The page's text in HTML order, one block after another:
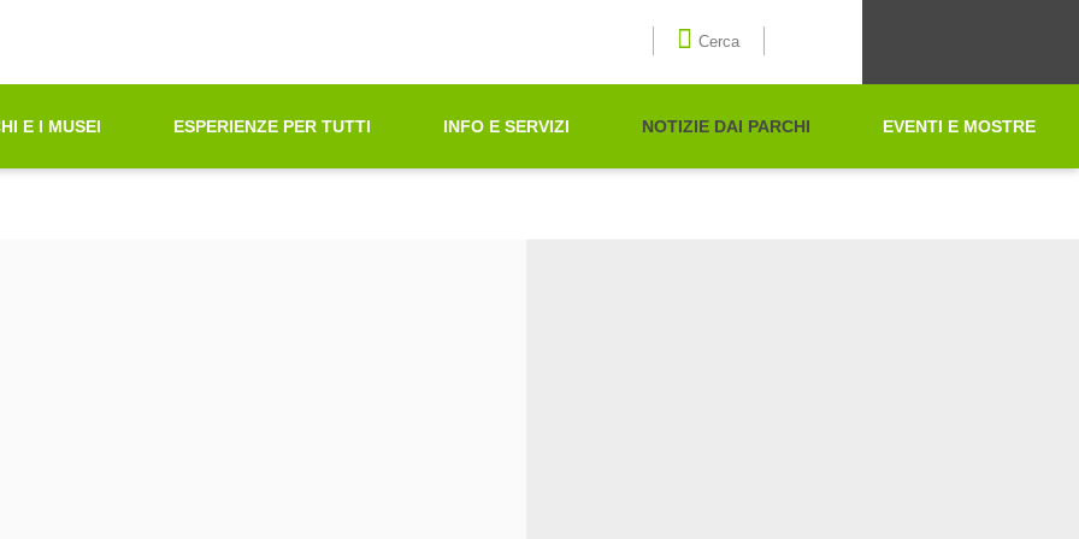
sul sito web
Cerca
E I MUSEI ESPERIENZE PER TUTTI INFO E SERVIZI NOTIZIE DAI PARCHI EVENTI E MOSTRE